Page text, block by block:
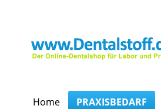
Home PRAXISBEDARF